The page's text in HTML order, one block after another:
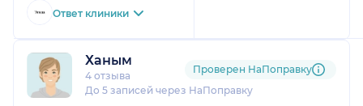
И приступил к
через несколько
процедур.
Врача буду советовать
Ответ клиники
Ханым
4 отзыва
До 5 записей через НаПоправку
Проверен НаПоправку